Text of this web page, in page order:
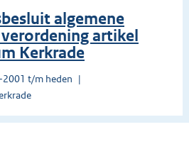
algemene
artikel
Kerkrade
t/m heden